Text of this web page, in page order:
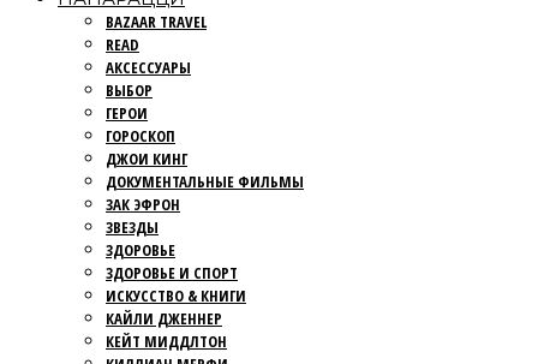
BAZAAR TRAVEL
READ
АКСЕССУАРЫ
ВЫБОР
ГЕРОИ
ГОРОСКОП
ДЖОИ КИНГ
ДОКУМЕНТАЛЬНЫЕ ФИЛЬМЫ
ЗАК ЭФРОН
ЗВЕЗДЫ
ЗДОРОВЬЕ
ЗДОРОВЬЕ И СПОРТ
ИСКУССТВО & КНИГИ
КАЙЛИ ДЖЕННЕР
КЕЙТ МИДДЛТОН